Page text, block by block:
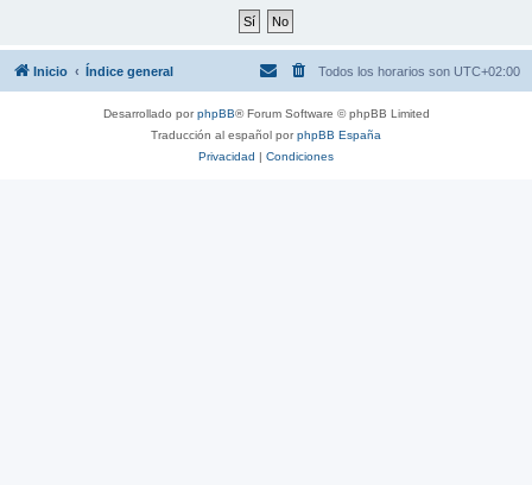
Inicio Índice general Todos los horarios son UTC+02:00
Desarrollado porphpBB® Forum Software © phpBB Limited
Traducción al español porphpBB España
Privacidad | Condiciones